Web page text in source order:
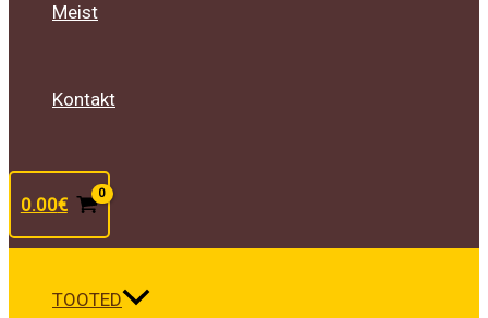
Meist
Kontakt
0.00€
TOOTED